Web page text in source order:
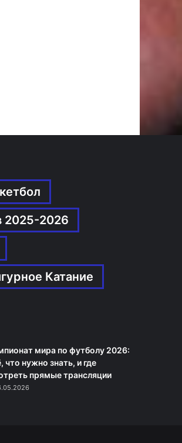
2025-2026
Катание
мира по футболу 2026:
что нужно знать, и где
прямые трансляции